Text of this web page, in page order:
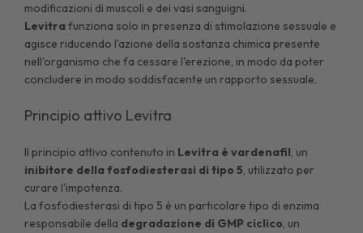
modificazioni di muscoli e dei vasi sanguigni.
Levitra funziona solo in presenza di stimolazione sessuale e
agisce riducendo l'azione della sostanza chimica presente
nell'organismo che fa cessare l'erezione, in modo da poter
concludere in modo soddisfacente un rapporto sessuale.
Principio attivo Levitra
Il principio attivo contenuto in Levitra è vardenafil, un
inibitore della fosfodiesterasi di tipo 5, utilizzato per
curare l'impotenza.
La fosfodiesterasi di tipo 5 è un particolare tipo di enzima
responsabile della degradazione di GMP ciclico, un